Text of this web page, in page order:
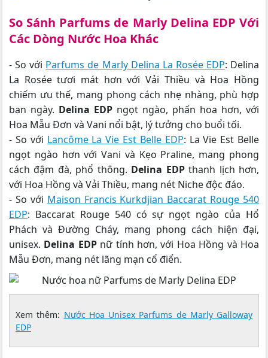
So Sánh Parfums de Marly Delina EDPVới
Các Dòng Nước Hoa Khác
- So với Parfums de Marly Delina La Rosée EDP: Delina
La Rosée tươi mát hơn với Vải Thiều và Hoa Hồng
chiếm ưu thế, mang phong cách nhẹ nhàng, phù hợp
ban ngày. Delina EDP ngọt ngào, phấn hoa hơn, với
Hoa Mẫu Đơn và Vani nổi bật, lý tưởng cho buổi tối.
- So với Lancôme La Vie Est Belle EDP: La Vie Est Belle
ngọt ngào hơn với Vani và Kẹo Praline, mang phong
cách đậm đà, phổ thông. Delina EDPthanh lịch hơn,
với Hoa Hồng và Vải Thiều, mang nét Niche độc đáo.
- So với Maison Francis Kurkdjian Baccarat Rouge 540
EDP: Baccarat Rouge 540 có sự ngọt ngào của Hổ
Phách và Đường Cháy, mang phong cách hiện đại,
unisex. Delina EDPnữ tính hơn, với Hoa Hồng và Hoa
Mẫu Đơn, mang nét lãng mạn cổ điển.
Xem thêm: Nước Hoa Unisex Parfums de Marly Galloway
EDP